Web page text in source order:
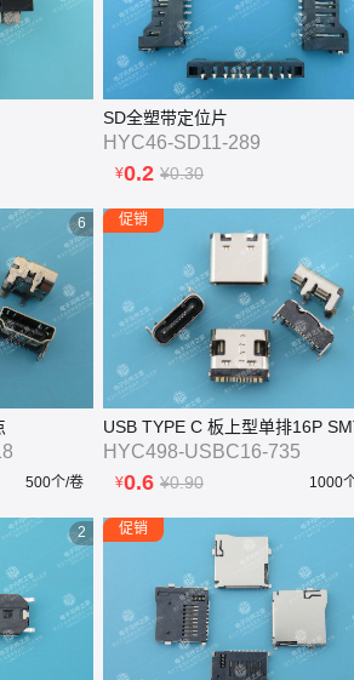
SD全塑带定位片
HYC46-SD11-289
¥0.2 ¥0.30
6
500个/卷
促销
HYC498-USBC16-735
¥0.6 ¥0.90 1000
2 促销